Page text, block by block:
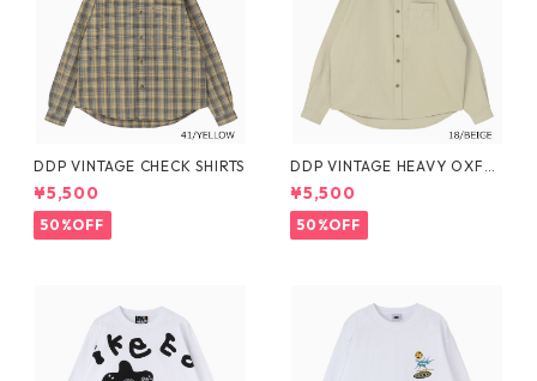
DDP VINTAGE CHECK SHIRTS
¥5,500
50%OFF
DDP VINTAGE HEAVY OXFO
RD SHIRTS
¥5,500
50%OFF